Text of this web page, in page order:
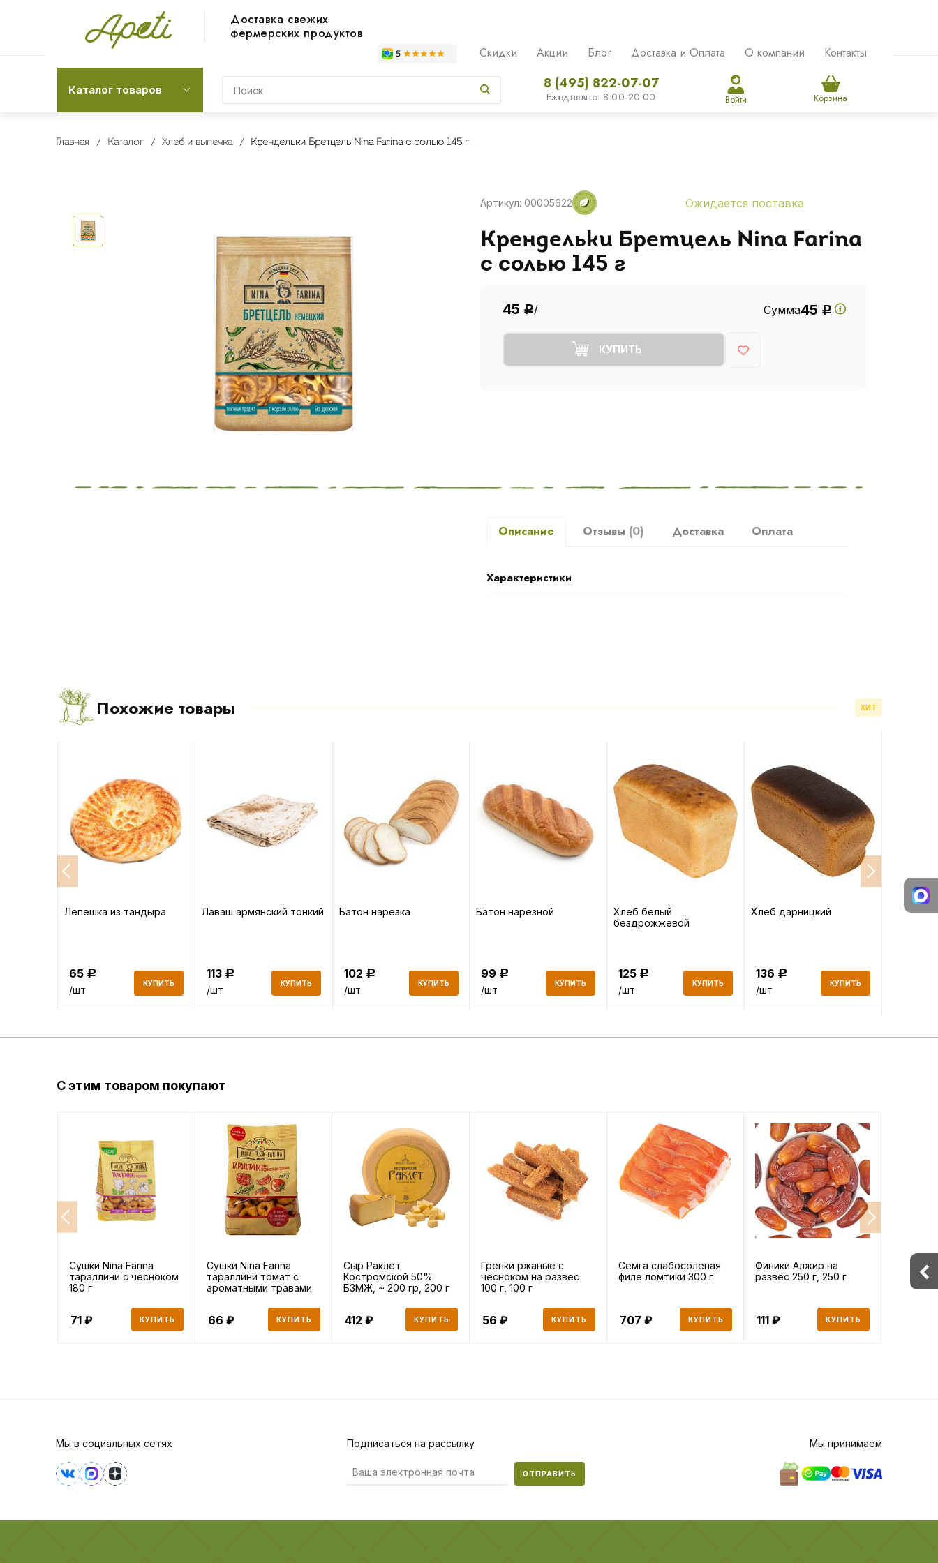
Доставка свежих
фермерских продуктов
Скидки Акции Блог Доставка и Оплата О компании Контакты
Каталог товаров 8 (495) 822-07-07
Ежедневно: 8:00-20:00 Войти Корзина
Главная Каталог Хлеб и выпечка Крендельки Бретцель Nina Farina с солью 145 г
Артикул: 00005622 Ожидается поставка
Крендельки Бретцель Nina Farina
с солью 145 г
45 Р/ Сумма45 Р
КУПИТЬ
Описание Отзывы (0) Доставка Оплата
Характеристики
Похожие товары ХИТ
Лепешка из тандыра
65 Р
/шт
КУПИТЬ
Лаваш армянский тонкий
113 Р
/шт
КУПИТЬ
Батон нарезка
102 Р
/шт
КУПИТЬ
Батон нарезной
99 Р
/шт
КУПИТЬ
Хлеб белый
бездрожжевой
125 Р
/шт
КУПИТЬ
Хлеб дарницкий
136 Р
/шт
КУПИТЬ
Хлеб
С этим товаром покупают
Сушки Nina Farina
тараллини с чесноком
180 г
71 КУПИТЬ
Сушки Nina Farina
тараллини томат с
ароматными травами
66 КУПИТЬ
Сыр Раклет
Костромской 50%
БЗМЖ, ~ 200 гр, 200 г
412 КУПИТЬ
Гренки ржаные с
чесноком на развес
100 г, 100 г
56 КУПИТЬ
Семга слабосоленая
филе ломтики 300 г
707 КУПИТЬ
Финики Алжир на
развес 250 г, 250 г
111 КУПИТЬ
Хлеб
Мы в социальных сетях Подписаться на рассылку
ОТПРАВИТЬ
Мы принимаем